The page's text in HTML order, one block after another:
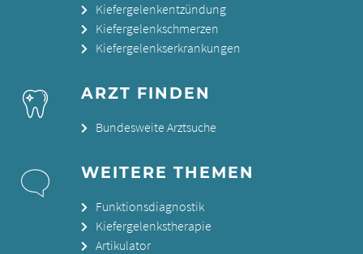
Kiefergelenkentzündung
Kiefergelenkschmerzen
Kiefergelenkserkrankungen
ARZT FINDEN
Bundesweite Arztsuche
WEITERE THEMEN
Funktionsdiagnostik
Kiefergelenkstherapie
Artikulator